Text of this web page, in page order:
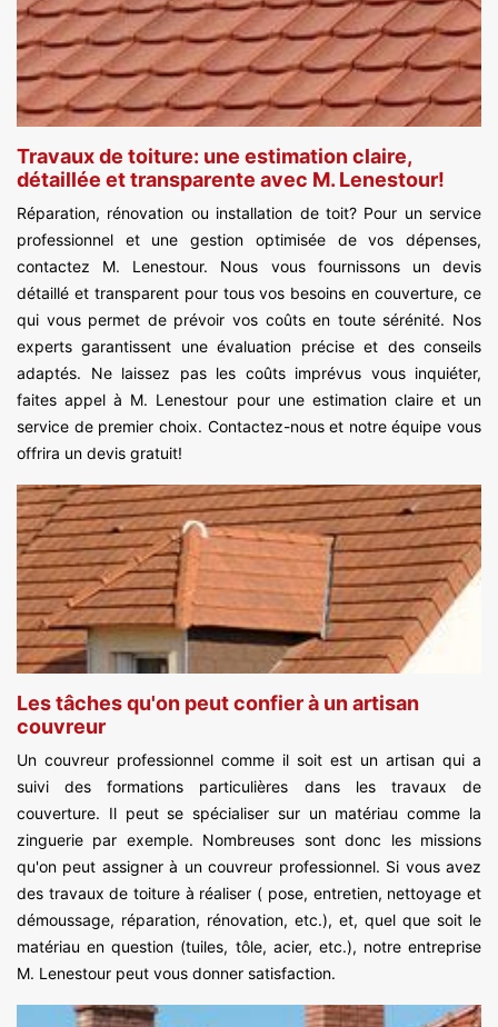
Travaux de toiture: une estimation claire,
détaillée et transparente avec M. Lenestour!
Réparation, rénovation ou installation de toit? Pour un service
professionnel et une gestion optimisée de vos dépenses,
contactez M. Lenestour. Nous vous fournissons un devis
détaillé et transparent pour tous vos besoins en couverture, ce
qui vous permet de prévoir vos coûts en toute sérénité. Nos
experts garantissent une évaluation précise et des conseils
adaptés. Ne laissez pas les coûts imprévus vous inquiéter,
faites appel à M. Lenestour pour une estimation claire et un
service de premier choix. Contactez-nous et notre équipe vous
offrira un devis gratuit!
Les tâches qu'on peut confier à un artisan
couvreur
Un couvreur professionnel comme il soit est un artisan qui a
suivi des formations particulières dans les travaux de
couverture. Il peut se spécialiser sur un matériau comme la
zinguerie par exemple. Nombreuses sont donc les missions
qu'on peut assigner à un couvreur professionnel. Si vous avez
des travaux de toiture à réaliser ( pose, entretien, nettoyage et
démoussage, réparation, rénovation, etc.), et, quel que soit le
matériau en question (tuiles, tôle, acier, etc.), notre entreprise
M. Lenestour peut vous donner satisfaction.